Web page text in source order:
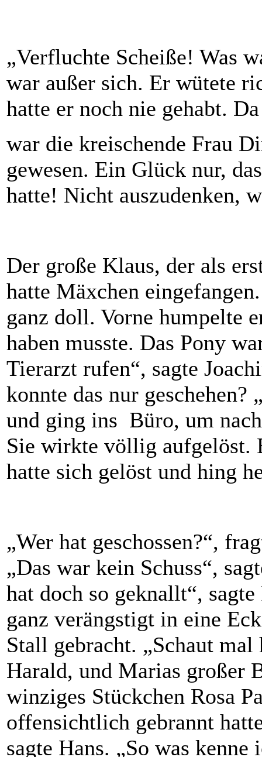
„Verfluchte Scheiße! Was
war außer sich. Er wütete
hatte er noch nie gehabt. Da
war die kreischende Frau
gewesen. Ein Glück nur,
hatte! Nicht auszudenken,
Der große Klaus, der als
hatte Mäxchen
ganz doll. Vorne humpelte
haben musste. Das Pony
Tierarzt rufen“, sagte
konnte das nur
und ging ins Büro, um
Sie wirkte völlig aufgelöst.
hatte sich gelöst und hing
„Wer hat geschossen?“,
„Das war kein Schuss“,
hat doch so geknallt“,
ganz verängstigt in eine
Stall gebracht. „Schaut
Harald, und Marias großer
winziges Stückchen Rosa
offensichtlich gebrannt
sagte Hans. „So was